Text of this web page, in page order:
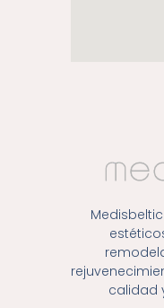
calidad